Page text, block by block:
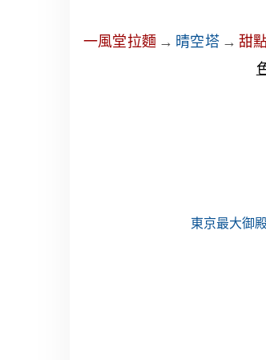
一風堂拉麵 → 晴空塔→甜
東京最大御